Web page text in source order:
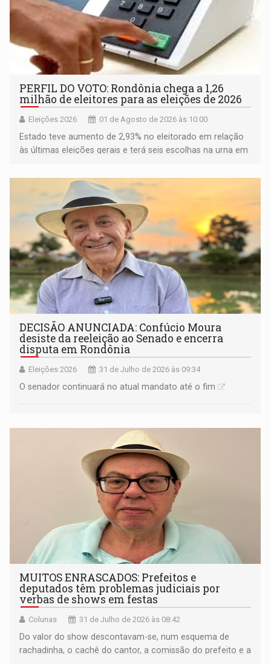
PERFIL DO VOTO: Rondônia chega a 1,26
milhão de eleitores para as eleições de 2026
Eleições 2026 01 de Agosto de 2026 às 10:00
Estado teve aumento de 2,93% no eleitorado em relação
às últimas eleições gerais e terá seis escolhas na urna em
DECISÃO ANUNCIADA: Confúcio Moura
desiste da reeleição ao Senado e encerra
disputa em Rondônia
Eleições 2026 31 de Julho de 2026 às 09:34
O senador continuará no atual mandato até o fim
MUITOS ENRASCADOS: Prefeitos e
deputados têm problemas judiciais por
verbas de shows em festas
Colunas 31 de Julho de 2026 às 08:42
Do valor do show descontavam-se, num esquema de
rachadinha, o cachê do cantor, a comissão do prefeito e a